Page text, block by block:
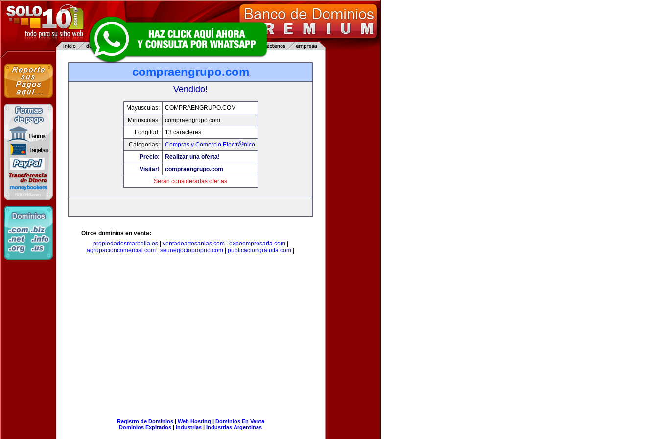
compraengrupo.com
Vendido!
Mayusculas:
COMPRAENGRUPO.COM
Minusculas:
compraengrupo.com
Longitud:
13 caracteres
Categorias:
Compras y Comercio ElectrÃ³nico
Precio:
Realizar una oferta!
Visitar!
compraengrupo.com
Serán consideradas ofertas
Otros dominios en venta:
propiedadesmarbella.es| ventadeartesanias.com| expoempresaria.com|
agrupacioncomercial.com
seunegocioproprio.com publicaciongratuita.com
Registro de Dominios| Web Hosting | Dominios En Venta
Dominios Expirados | Industrias | Industrias Argentinas